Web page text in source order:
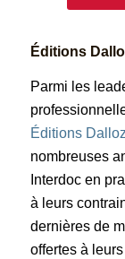
Éditions
Parmi les
Éditions Dalloz
nombreuses
Interdoc en
à leurs
dernières de
offertes à